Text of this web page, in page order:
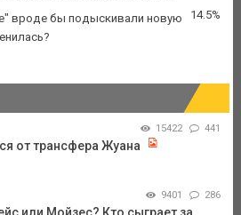
вроде бы подыскивали новую
14.5%
15422 441
от трансфера Жуана
9401 286